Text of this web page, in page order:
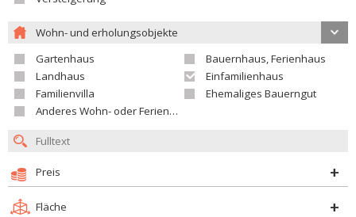
Wohn- und erholungsobjekte
Gartenhaus
Bauernhaus, Ferienhaus
Landhaus
Einfamilienhaus
Familienvilla
Ehemaliges Bauerngut
Anderes Wohn- oder Ferienobjekt
Preis
Fläche